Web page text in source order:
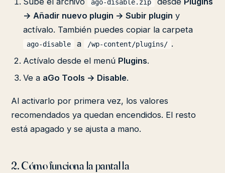
ago-disable.zip
→ Añadir nuevo plugin → Subir plugin y
actívalo. También puedes copiar la carpeta
ago-disable a /wp-content/plugins/ .
Actívalo desde el menú Plugins.
Ve a aGo Tools → Disable.
Al activarlo por primera vez, los valores
recomendados ya quedan encendidos. El resto
está apagado y se ajusta a mano.
2. Cómo funciona la pantalla